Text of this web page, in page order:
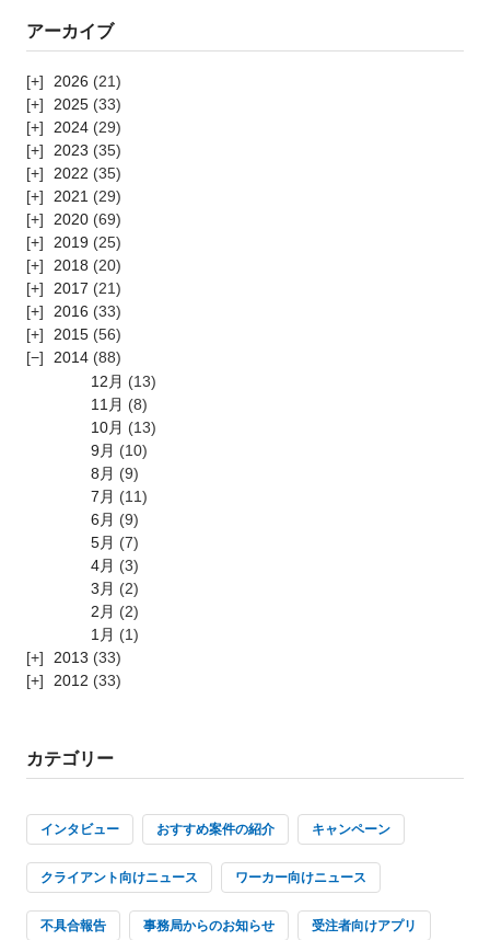
アーカイブ
2026 (21)
2025 (33)
2024 (29)
2023 (35)
2022 (35)
2021 (29)
2020 (69)
2019 (25)
2018 (20)
2017 (21)
2016 (33)
2015 (56)
2014 (88)
12月 (13)
11月 (8)
10月 (13)
9月 (10)
8月 (9)
7月 (11)
6月 (9)
5月 (7)
4月 (3)
3月 (2)
2月 (2)
1月 (1)
2013 (33)
2012 (33)
カテゴリー
インタビュー おすすめ案件の紹介 キャンペーン
クライアント向けニュース ワーカー向けニュース
不具合報告 事務局からのお知らせ 受注者向けアプリ